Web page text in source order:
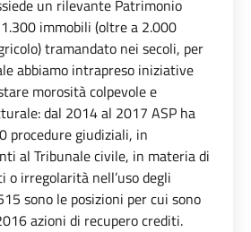
un rilevante Patrimonio
immobili (oltre a 2.000
tramandato nei secoli, per
abbiamo intrapreso iniziative
morosità colpevole e
dal 2014 al 2017 ASP ha
procedure giudiziali, in
al Tribunale civile, in materia di
o irregolarità nell’uso degli
sono le posizioni per cui sono
azioni di recupero crediti.